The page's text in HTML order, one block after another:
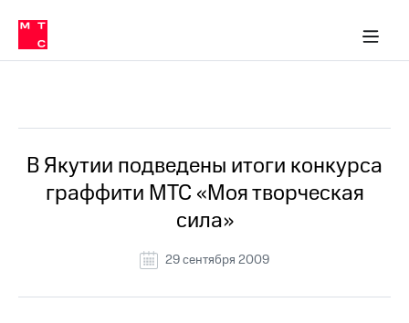
Медиа-центр
и акционерам
Устойчивое развитие
Комплаенс и деловая этика
компании
Карьера
История
компании
информация
в МТС
Пресс-
релизы
В Якутии подведены итоги конкурса
граффити МТС «Моя творческая
сила»
29 сентября 2009